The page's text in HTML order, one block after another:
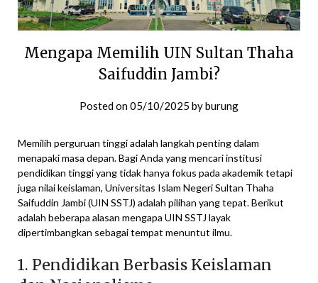
Mengapa Memilih UIN Sultan Thaha
Saifuddin Jambi?
Posted on05/10/2025 byburung
Memilih perguruan tinggi adalah langkah penting dalam
menapaki masa depan. Bagi Anda yang mencari institusi
pendidikan tinggi yang tidak hanya fokus pada akademik tetapi
juga nilai keislaman, Universitas Islam Negeri Sultan Thaha
Saifuddin Jambi (UIN SSTJ) adalah pilihan yang tepat. Berikut
adalah beberapa alasan mengapa UIN SSTJ layak
dipertimbangkan sebagai tempat menuntut ilmu.
1. Pendidikan Berbasis Keislaman